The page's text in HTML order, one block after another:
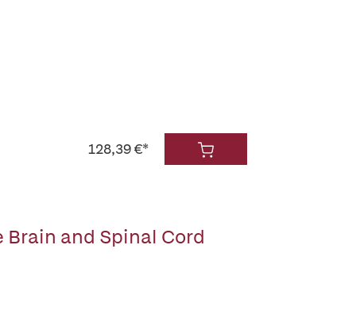
128,39 €*
and Spinal Cord